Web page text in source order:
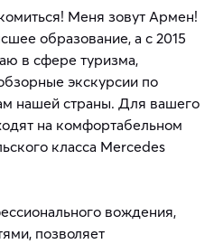
Меня зовут Армен!
образование, а с 2015
в сфере туризма,
экскурсии по
нашей страны. Для вашего
на комфортабельном
класса Mercedes
вождения,
позволяет